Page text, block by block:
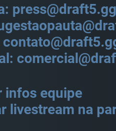
press@draft5.gg
infos equipe
livestream na